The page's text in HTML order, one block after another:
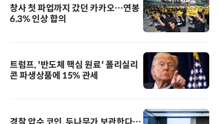
창사 첫 파업까지 갔던 카카오…연봉
6.3% 인상 합의
트럼프, '반도체 핵심 원료' 폴리실리
콘 파생상품에 15% 관세